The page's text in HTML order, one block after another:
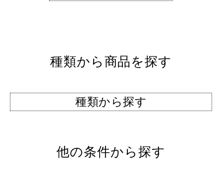
種類から商品を探す
種類から探す
他の条件から探す